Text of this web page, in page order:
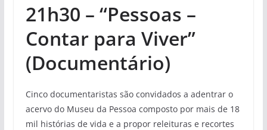
21h30 – “Pessoas –
Contar para Viver”
(Documentário)
Cinco documentaristas são convidados a adentrar o
acervo do Museu da Pessoa composto por mais de 18
mil histórias de vida e a propor releituras e recortes